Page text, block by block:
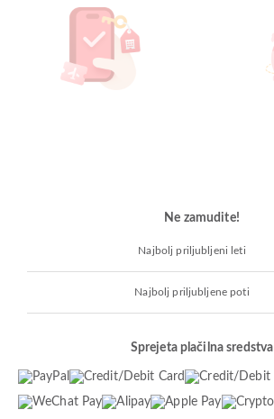
Ne zamudite!
Najbolj priljubljeni leti
Najbolj priljubljene poti
Sprejeta plačilna sredstva